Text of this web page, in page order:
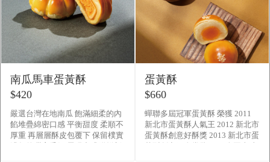
南瓜馬車蛋黃酥
$420
嚴選台灣在地南瓜 飽滿細柔的內
餡堆疊綿密口感 平衡甜度 柔順不
厚重 再層層酥皮包覆下 保留樸實
蛋黃酥
$660
蟬聯多屆冠軍蛋黃酥 榮獲 2011
新北市蛋黃酥人氣王 2012 新北市
蛋黃酥創意好酥獎 2013 新北市蛋